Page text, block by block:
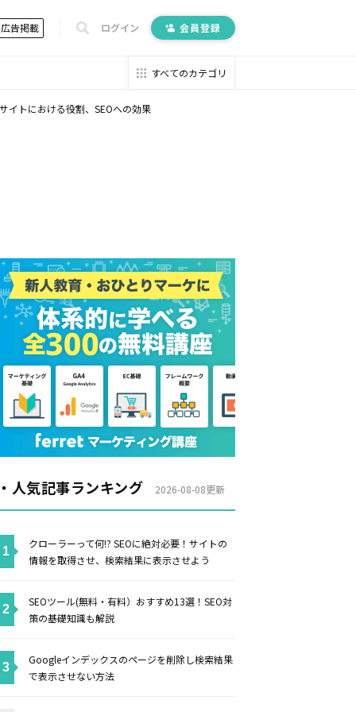
広告掲載 ログイン 会員登録
すべてのカテゴリ
イトにおける役割、SEOへの効果
人気記事ランキング 2026-08-08更新
クローラーって何!? SEOに絶対必要！サイトの
情報を取得させ、検索結果に表示させよう
SEOツール(無料・有料）おすすめ13選！SEO対
策の基礎知識も解説
Googleインデックスのページを削除し検索結果
で表示させない方法